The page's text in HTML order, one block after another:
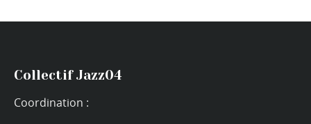
Collectif Jazz04
Coordination :